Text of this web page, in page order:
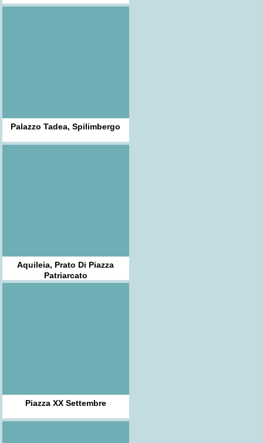
Palazzo Tadea, Spilimbergo
Aquileia, Prato Di Piazza
Patriarcato
Piazza XX Settembre